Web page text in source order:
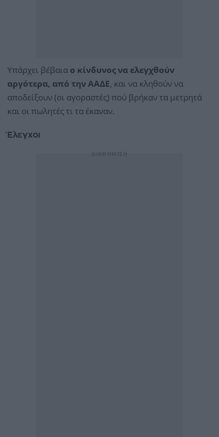
Υπάρχει βέβαια ο κίνδυνος να ελεγχθούν
αργότερα, από την ΑΑΔΕ, και να κληθούν να
αποδείξουν (οι αγοραστές) πού βρήκαν τα μετρητά
και οι πωλητές τι τα έκαναν.
Έλεγχοι